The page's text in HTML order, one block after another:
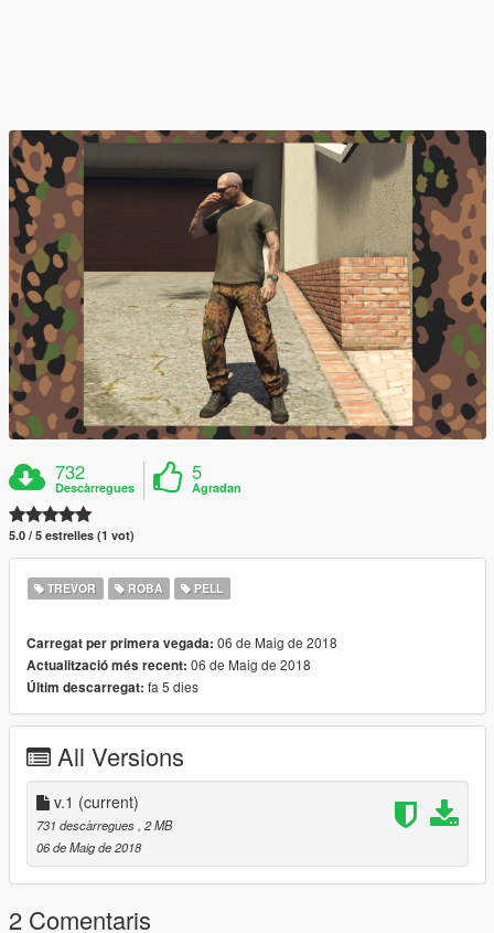
732
Descàrregues
5
Agradan
5.0 / 5 estrelles (1 vot)
TREVOR ROBA PELL
Carregat per primera vegada: 06 de Maig de 2018
Actualització més recent: 06 de Maig de 2018
Últim descarregat: fa 5 dies
All Versions
v.1 (current)
731 descàrregues , 2 MB
06 de Maig de 2018
2 Comentaris